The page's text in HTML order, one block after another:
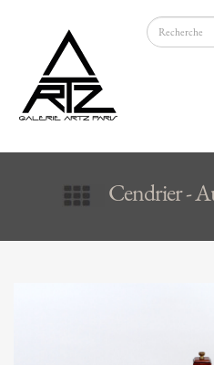
Cendrier -